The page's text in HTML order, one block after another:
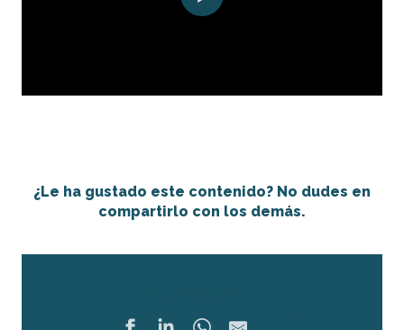
¿Le ha gustado este contenido? No dudes en
compartirlo con los demás.